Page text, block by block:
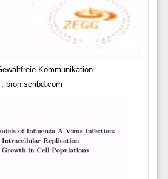
Kommunikation
bron:scribd.com